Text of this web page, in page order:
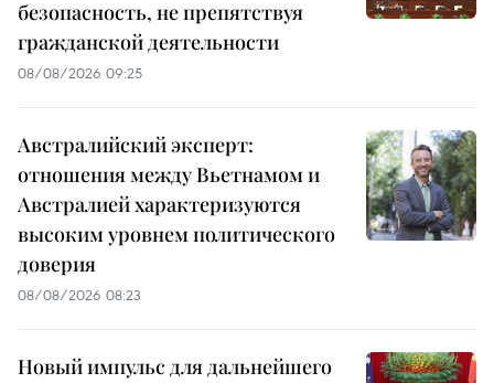
безопасность, не препятствуя
гражданской деятельности
08/08/2026 09:25
Австралийский эксперт:
отношения между Вьетнамом и
Австралией характеризуются
высоким уровнем политического
доверия
08/08/2026 08:23
Новый импульс для дальнейшего